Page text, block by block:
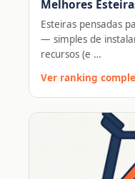
Melhores
Esteiras pensadas
— simples de
recursos (e …
Ver ranking